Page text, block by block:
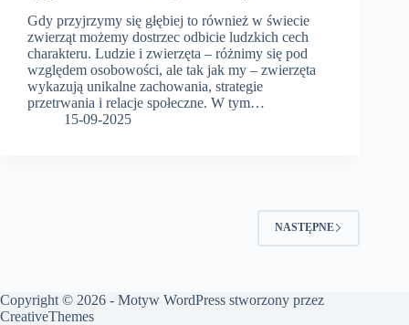
Gdy przyjrzymy się głębiej to również w świecie
zwierząt możemy dostrzec odbicie ludzkich cech
charakteru. Ludzie i zwierzęta – różnimy się pod
względem osobowości, ale tak jak my – zwierzęta
wykazują unikalne zachowania, strategie
przetrwania i relacje społeczne. W tym…
15-09-2025
NASTĘPNE
Copyright © 2026 - Motyw WordPress stworzony przez
CreativeThemes